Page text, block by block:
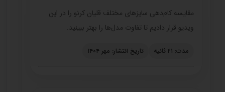
مقایسه کام‌دهی سایزهای مختلف قلیان کرنو را در این
ویدیو قرار دادیم تا تفاوت مدل‌ها را بهتر ببینید.
مدت: ۲۱ ثانیه تاریخ انتشار: مهر ۱۴۰۴